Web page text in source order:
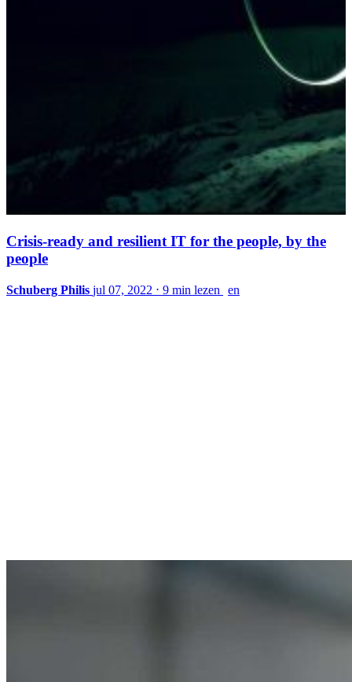
Crisis-ready and resilient IT for the people, by the
people
Schuberg Philis jul 07, 2022 ⋅ 9 min lezen en